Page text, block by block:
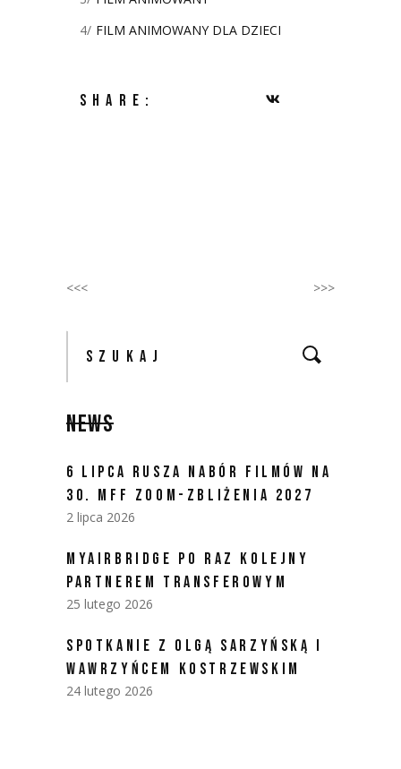
4/ FILM ANIMOWANY DLA DZIECI
SHARE:
<<< >>>
Szukaj:
NEWS
6 LIPCA RUSZA NABÓR FILMÓW NA
30. MFF ZOOM-ZBLIŻENIA 2027
2 lipca 2026
MYAIRBRIDGE PO RAZ KOLEJNY
PARTNEREM TRANSFEROWYM
25 lutego 2026
SPOTKANIE Z OLGĄ SARZYŃSKĄ I
WAWRZYŃCEM KOSTRZEWSKIM
24 lutego 2026